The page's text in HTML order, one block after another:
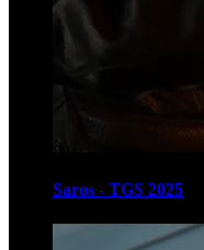
Saros - TGS 2025